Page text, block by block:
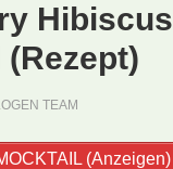
Hibiscus
TEAM
(Anzeigen)